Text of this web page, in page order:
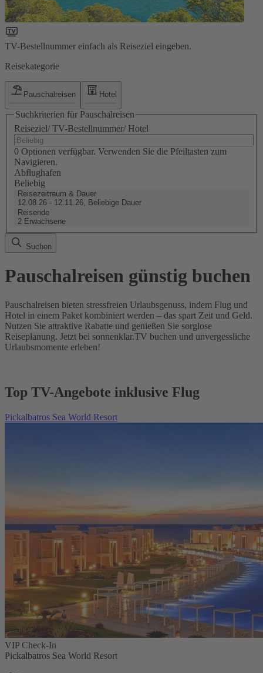
TV-Bestellnummer einfach als Reiseziel eingeben.
Reisekategorie
Pauschalreisen Hotel
Suchkriterien für Pauschalreisen
Reiseziel/ TV-Bestellnummer/ Hotel
0 Optionen verfügbar. Verwenden Sie die Pfeiltasten zum
Navigieren.
Abflughafen
Beliebig
Reisezeitraum & Dauer
12.08.26 - 12.11.26, Beliebige Dauer
Reisende
2 Erwachsene
Suchen
Pauschalreisen günstig buchen
Pauschalreisen bieten stressfreien Urlaubsgenuss, indem Flug und
Hotel in einem Paket kombiniert werden – das spart Zeit und Geld.
Nutzen Sie attraktive Rabatte und genießen Sie sorglose
Reiseplanung. Jetzt bei sonnenklar.TV buchen und unvergessliche
Urlaubsmomente erleben!
Top TV-Angebote inklusive Flug
Pickalbatros Sea World Resort
VIP Check-In
Pickalbatros Sea World Resort